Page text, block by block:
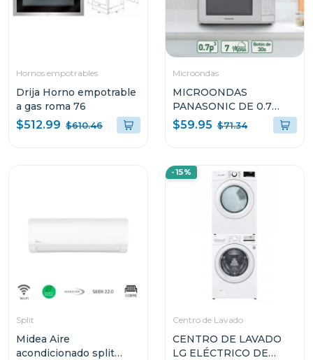
Hornos empotrables
Drija Horno empotrable
a gas roma 76
$512.99 $610.46
Microondas
MICROONDAS
PANASONIC DE 0.7
CUFT COLOR GRIS
700W NNSB25JMRUH
$59.95 $71.34
Split
Midea Aire
acondicionado split
-15%
Centro de Lavado
CENTRO DE LAVADO
LG ELÉCTRICO DE